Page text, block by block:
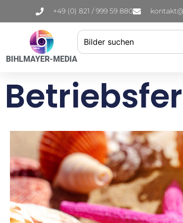
+49 (0) 821 / 999 59 880
BIHLMAYER-MEDIA